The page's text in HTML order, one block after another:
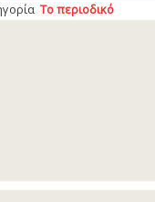
Το περιοδικό